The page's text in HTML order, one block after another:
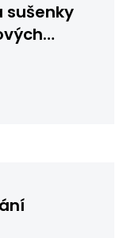
sušenky